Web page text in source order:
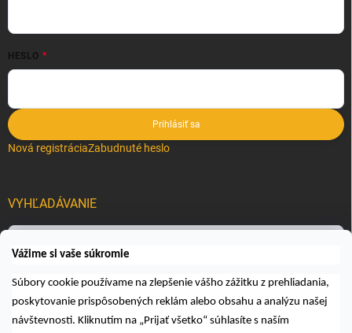
Vážime si vaše súkromie
Súbory cookie používame na zlepšenie vášho zážitku z prehliadania,
poskytovanie prispôsobených reklám alebo obsahu a analýzu našej
návštevnosti. Kliknutím na „Prijať všetko“ súhlasíte s naším
HESLO
Prihlásiť sa
Nová registráciaZabudnuté heslo
VYHĽADÁVANIE